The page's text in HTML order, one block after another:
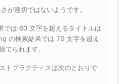
が適切ではないようです。
では 60 文字を超えるタイトルは
の検索結果では 70 文字を超え
てられます。
トプラクティスは次のとおりで